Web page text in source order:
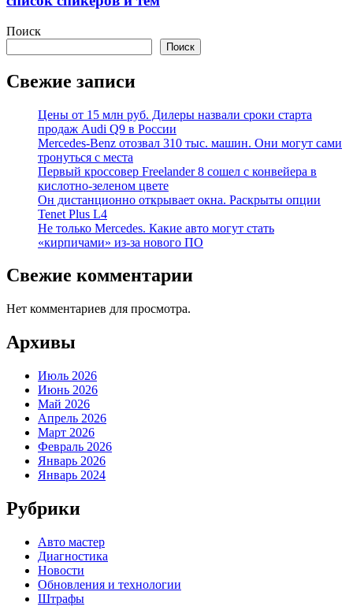
Поиск
Поиск
Свежие записи
Цены от 15 млн руб. Дилеры назвали сроки старта
продаж Audi Q9 в России
Mercedes-Benz отозвал 310 тыс. машин. Они могут сами
тронуться с места
Первый кроссовер Freelander 8 сошел с конвейера в
кислотно-зеленом цвете
Он дистанционно открывает окна. Раскрыты опции
Tenet Plus L4
Не только Mercedes. Какие авто могут стать
«кирпичами» из-за нового ПО
Свежие комментарии
Нет комментариев для просмотра.
Архивы
Июль 2026
Июнь 2026
Май 2026
Апрель 2026
Март 2026
Февраль 2026
Январь 2026
Январь 2024
Рубрики
Авто мастер
Диагностика
Новости
Обновления и технологии
Штрафы